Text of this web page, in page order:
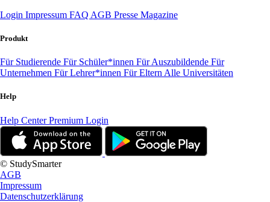
Login Impressum FAQ AGB Presse Magazine
Produkt
Für Studierende Für Schüler*innen Für Auszubildende Für
Unternehmen Für Lehrer*innen Für Eltern Alle Universitäten
Help
Help CenterPremium Login
© StudySmarter
AGB
Impressum
Datenschutzerklärung